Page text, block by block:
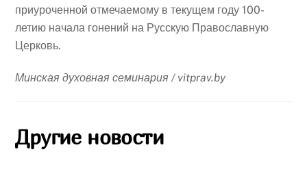
приуроченной отмечаемому в текущем году 100-
летию начала гонений на Русскую Православную
Церковь.
Минская духовная семинария / vitprav.by
Другие новости